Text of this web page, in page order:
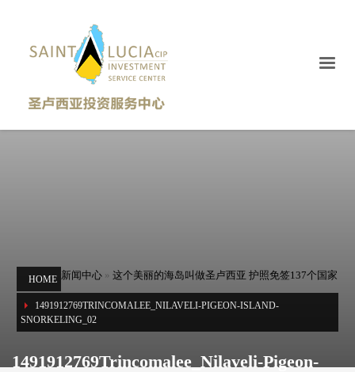
HOME 新闻中心 » 这个美丽的海岛叫做圣卢西亚 护照免签137个国家
1491912769TRINCOMALEE_NILAVELI-PIGEON-ISLAND-
SNORKELING_02
1491912769Trincomalee_Nilaveli-Pigeon-